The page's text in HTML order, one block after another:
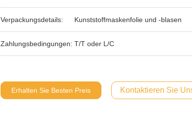
Verpackungsdetails: Kunststoffmaskenfolie und -blasen
Zahlungsbedingungen: T/T oder L/C
Erhalten Sie Besten Preis Kontaktieren Sie